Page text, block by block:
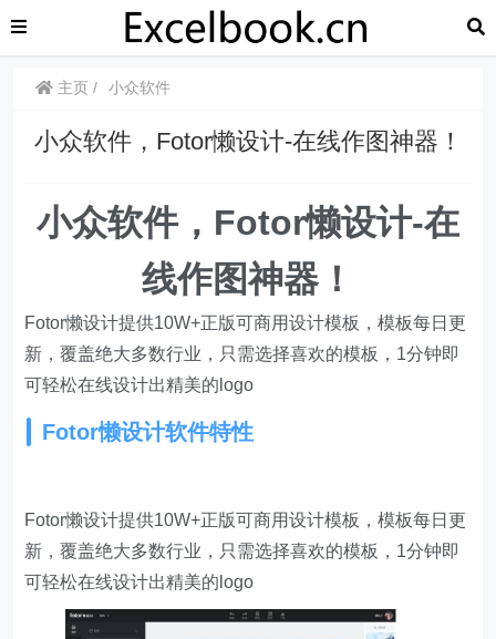
主页 小众软件
小众软件，Fotor懒设计-在线作图神器！
小众软件，Fotor懒设计-在
线作图神器！
Fotor懒设计提供10W+正版可商用设计模板，模板每日更
新，覆盖绝大多数行业，只需选择喜欢的模板，1分钟即
可轻松在线设计出精美的logo
Fotor懒设计软件特性
Fotor懒设计提供10W+正版可商用设计模板，模板每日更
新，覆盖绝大多数行业，只需选择喜欢的模板，1分钟即
可轻松在线设计出精美的logo